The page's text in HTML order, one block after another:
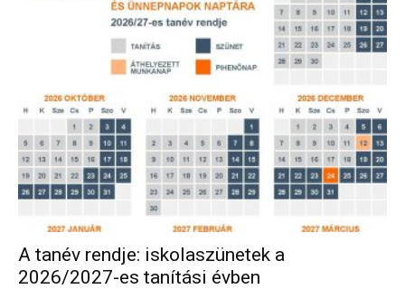
A tanév rendje: iskolaszünetek a
2026/2027-es tanítási évben